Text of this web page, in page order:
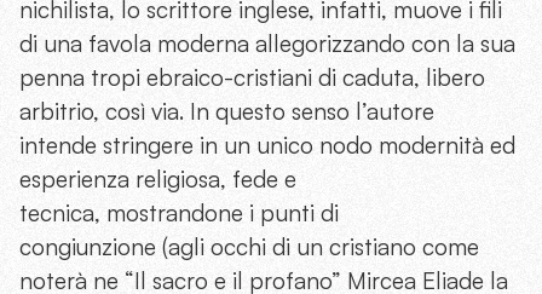
nichilista, lo scrittore inglese, infatti, muove i fili
di una favola moderna allegorizzando con la sua
penna tropi ebraico-cristiani di caduta, libero
arbitrio, così via. In questo senso l’autore
intende stringere in un unico nodo modernità ed
esperienza religiosa, fede e
tecnica, mostrandone i punti di
congiunzione (agli occhi di un cristiano come
noterà ne “Il sacro e il profano” Mircea Eliade la